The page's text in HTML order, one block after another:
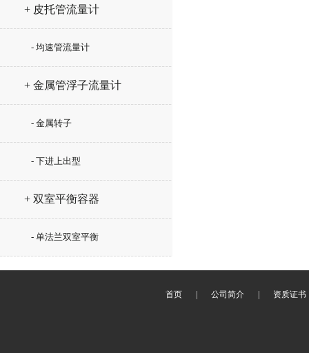
+ 皮托管流量计
- 均速管流量计
+ 金属管浮子流量计
- 金属转子
- 下进上出型
+ 双室平衡容器
- 单法兰双室平衡
首页 公司简介 资质证书